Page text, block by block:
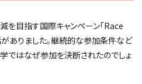
目指す国際キャンペーン「Race
ありました。継続的な参加条件など
ではなぜ参加を決断されたのでしょ